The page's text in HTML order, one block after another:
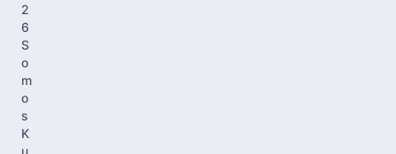
2
6
S
o
m
o
s
K
u